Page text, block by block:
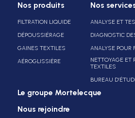
Nos produits
FILTRATION LIQUIDE
DÉPOUSSIÉRAGE
GAINES TEXTILES
AÉROGLISSIÈRE
Nos
ANALYSE ET
DIAGNOSTIC
ANALYSE POUR
NETTOYAGE ET
TEXTILES
BUREAU
Le groupe Mortelecque
Nous rejoindre